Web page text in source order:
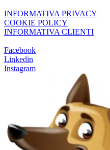
INFORMATIVA PRIVACY
COOKIE POLICY
INFORMATIVA CLIENTI
Facebook
Linkedin
Instagram